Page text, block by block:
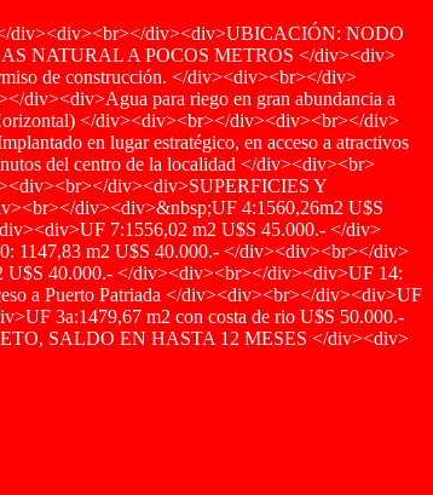
div><div><br></div><div>UBICACIÓN: NODO
NATURAL A POCOS METROS </div><div>
de construcción. </div><div><br></div>
div><div>Agua para riego en gran abundancia a
</div><div><br></div><div><br></div>
en lugar estratégico, en acceso a atractivos
del centro de la localidad </div><div><br>
div><div>SUPERFICIES Y
div><div>&nbsp;UF 4:1560,26m2 U$S
7:1556,02 m2 U$S 45.000.- </div>
1147,83 m2 U$S 40.000.- </div><div><br></div>
40.000.- </div><div><br></div><div>UF 14:
a Puerto Patriada </div><div><br></div><div>UF
3a:1479,67 m2 con costa de rio U$S 50.000.-
SALDO EN HASTA 12 MESES </div><div>